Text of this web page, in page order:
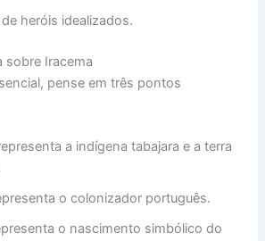
heróis idealizados.
sobre Iracema
pense em três pontos
a indígena tabajara e a terra
o colonizador português.
o nascimento simbólico do